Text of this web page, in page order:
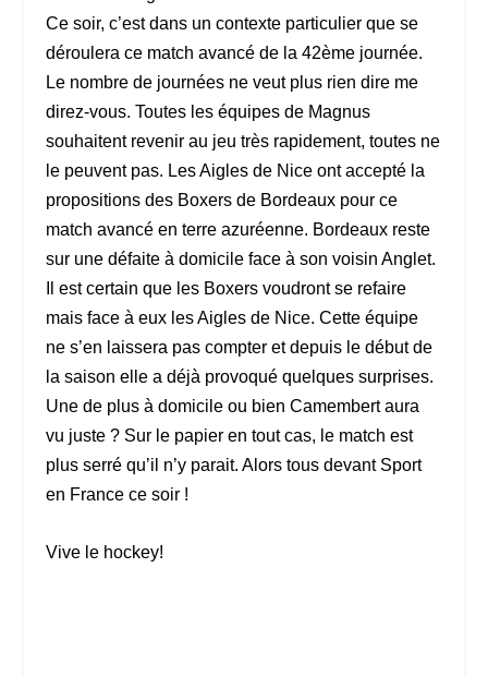
Ce soir, c’est dans un contexte particulier que se
déroulera ce match avancé de la 42ème journée.
Le nombre de journées ne veut plus rien dire me
direz-vous. Toutes les équipes de Magnus
souhaitent revenir au jeu très rapidement, toutes ne
le peuvent pas. Les Aigles de Nice ont accepté la
propositions des Boxers de Bordeaux pour ce
match avancé en terre azuréenne. Bordeaux reste
sur une défaite à domicile face à son voisin Anglet.
Il est certain que les Boxers voudront se refaire
mais face à eux les Aigles de Nice. Cette équipe
ne s’en laissera pas compter et depuis le début de
la saison elle a déjà provoqué quelques surprises.
Une de plus à domicile ou bien Camembert aura
vu juste ? Sur le papier en tout cas, le match est
plus serré qu’il n’y parait. Alors tous devant Sport
en France ce soir !
Vive le hockey!